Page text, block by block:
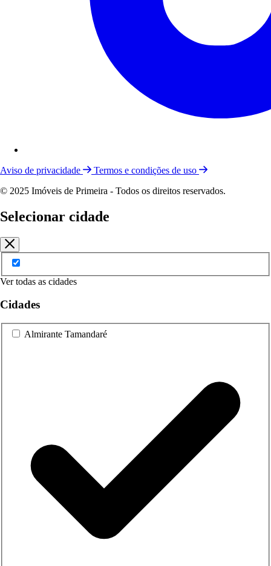
Aviso de privacidade
Termos e condições de uso
© 2025 Imóveis de Primeira - Todos os direitos reservados.
Selecionar cidade
Ver todas as cidades
Cidades
Almirante Tamandaré